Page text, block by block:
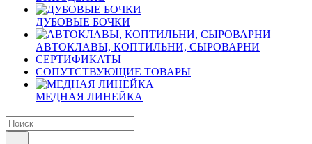
ДУБОВЫЕ БОЧКИ
АВТОКЛАВЫ, КОПТИЛЬНИ, СЫРОВАРНИ
СЕРТИФИКАТЫ
СОПУТСТВУЮЩИЕ ТОВАРЫ
МЕДНАЯ ЛИНЕЙКА